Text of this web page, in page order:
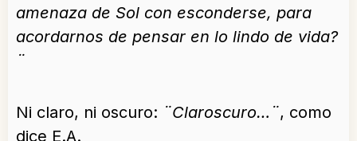
amenaza de Sol con esconderse, para
acordarnos de pensar en lo lindo de vida?
¨
Ni claro, ni oscuro: ¨Claroscuro…¨, como
dice E.A.